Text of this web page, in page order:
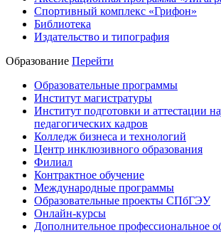
Спортивный комплекс «Грифон»
Библиотека
Издательство и типография
Образование Перейти
Образовательные программы
Институт магистратуры
Институт подготовки и аттестации
педагогических кадров
Колледж бизнеса и технологий
Центр инклюзивного образования
Филиал
Контрактное обучение
Международные программы
Образовательные проекты СПбГЭУ
Онлайн-курсы
Дополнительное профессиональное